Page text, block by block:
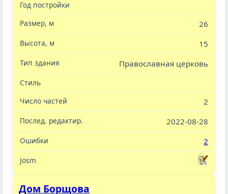
26
15
Православная церковь
2
2022-08-28
2
Дом Борщова